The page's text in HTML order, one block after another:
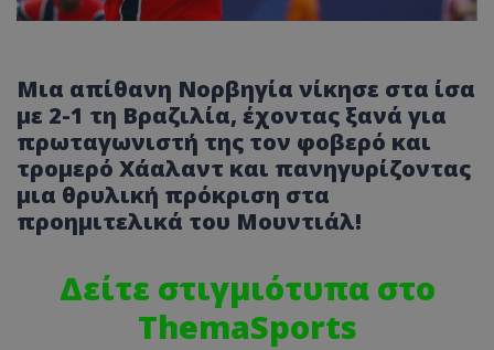
Μια απίθανη Νορβηγία νίκησε στα ίσα
με 2-1 τη Βραζιλία, έχοντας ξανά για
πρωταγωνιστή της τον φοβερό και
τρομερό Χάαλαντ και πανηγυρίζοντας
μια θρυλική πρόκριση στα
προημιτελικά του Μουντιάλ!
Δείτε στιγμιότυπα στο
ThemaSports